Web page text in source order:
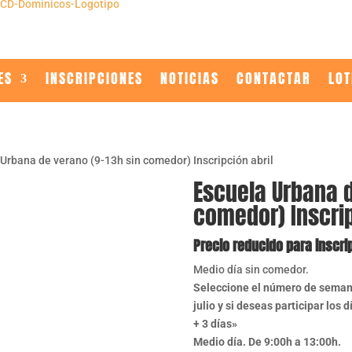
INSCRIPCIONES NOTICIAS CONTACTAR
de verano (9-13h sin comedor) Inscripción abril
Escuela Urbana
comedor)
Precio reducido para
Medio día sin comedor.
Seleccione el número de
julio y si deseas participar los
+ 3 días»
Medio día. De 9:00h a 13:00h.